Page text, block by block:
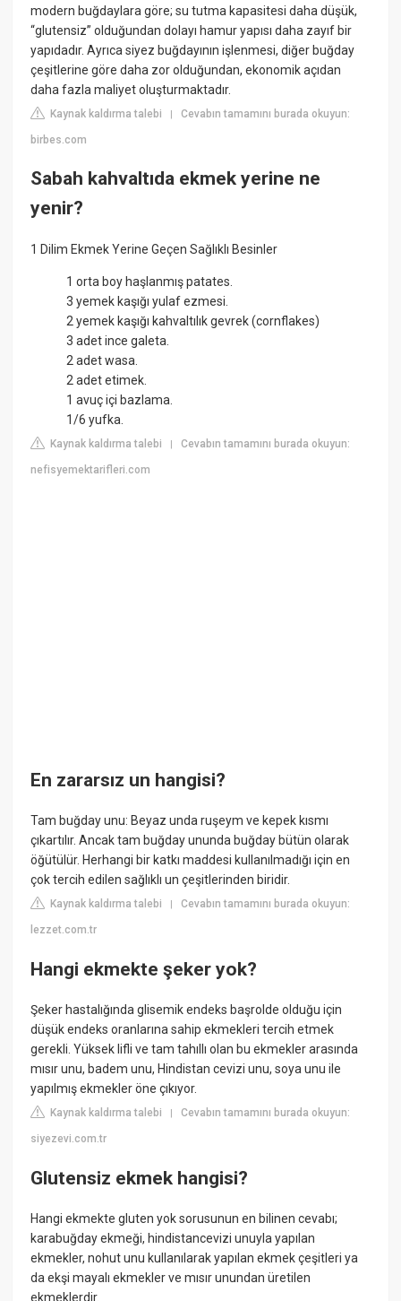
modern buğdaylara göre; su tutma kapasitesi daha düşük,
“glutensiz” olduğundan dolayı hamur yapısı daha zayıf bir
yapıdadır. Ayrıca siyez buğdayının işlenmesi, diğer buğday
çeşitlerine göre daha zor olduğundan, ekonomik açıdan
daha fazla maliyet oluşturmaktadır.
Kaynak kaldırma talebi |Cevabın tamamını burada okuyun:
birbes.com
Sabah kahvaltıda ekmek yerine ne
yenir?
1 Dilim Ekmek Yerine Geçen Sağlıklı Besinler
1 orta boy haşlanmış patates.
3 yemek kaşığı yulaf ezmesi.
2 yemek kaşığı kahvaltılık gevrek (cornflakes)
3 adet ince galeta.
2 adet wasa.
2 adet etimek.
1 avuç içi bazlama.
1/6 yufka.
Kaynak kaldırma talebi |Cevabın tamamını burada okuyun:
nefisyemektarifleri.com
En zararsız un hangisi?
Tam buğday unu: Beyaz unda ruşeym ve kepek kısmı
çıkartılır. Ancak tam buğday ununda buğday bütün olarak
öğütülür. Herhangi bir katkı maddesi kullanılmadığı için en
çok tercih edilen sağlıklı un çeşitlerinden biridir.
Kaynak kaldırma talebi |Cevabın tamamını burada okuyun:
lezzet.com.tr
Hangi ekmekte şeker yok?
Şeker hastalığında glisemik endeks başrolde olduğu için
düşük endeks oranlarına sahip ekmekleri tercih etmek
gerekli. Yüksek lifli ve tam tahıllı olan bu ekmekler arasında
mısır unu, badem unu, Hindistan cevizi unu, soya unu ile
yapılmış ekmekler öne çıkıyor.
Kaynak kaldırma talebi |Cevabın tamamını burada okuyun:
siyezevi.com.tr
Glutensiz ekmek hangisi?
Hangi ekmekte gluten yok sorusunun en bilinen cevabı;
karabuğday ekmeği, hindistancevizi unuyla yapılan
ekmekler, nohut unu kullanılarak yapılan ekmek çeşitleri ya
da ekşi mayalı ekmekler ve mısır unundan üretilen
ekmeklerdir.